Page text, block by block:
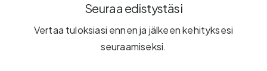
Seuraa edistystäsi
Vertaa tuloksiasi ennen ja jälkeen kehityksesi
seuraamiseksi.